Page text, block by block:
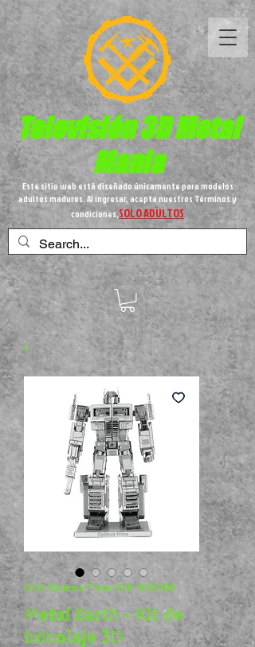
Televisión 3DMetal
Mania
Este sitio web está diseñado únicamente para modelos
adultos maduros. Al ingresar, acepta nuestros Términos y
condiciones,SOLO ADULTOS
SKU: Optimus Prime EV#: MMS300
Metal Earth - Kit de
bricolaje 3D